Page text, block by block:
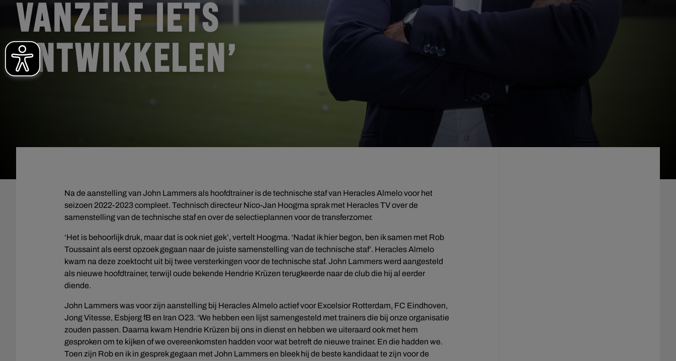
VANZELF IETS
ONTWIKKELEN’
Na de aanstelling van John Lammers als hoofdtrainer is de technische staf van Heracles Almelo voor het
seizoen 2022-2023 compleet. Technisch directeur Nico-Jan Hoogma sprak met Heracles TV over de
samenstelling van de technische staf en over de selectieplannen voor de transferzomer.
‘Het is behoorlijk druk, maar dat is ook niet gek’, vertelt Hoogma. ‘Nadat ik hier begon, ben ik samen met Rob
Toussaint als eerst opzoek gegaan naar de juiste samenstelling van de technische staf’. Heracles Almelo
kwam na deze zoektocht uit bij twee versterkingen voor de technische staf. John Lammers werd aangesteld
als nieuwe hoofdtrainer, terwijl oude bekende Hendrie Krüzen terugkeerde naar de club die hij al eerder
diende.
John Lammers was voor zijn aanstelling bij Heracles Almelo actief voor Excelsior Rotterdam, FC Eindhoven,
Jong Vitesse, Esbjerg fB en Iran O23. ‘We hebben een lijst samengesteld met trainers die bij onze organisatie
zouden passen. Daarna kwam Hendrie Krüzen bij ons in dienst en hebben we uiteraard ook met hem
gesproken om te kijken of we overeenkomsten hadden voor wat betreft de nieuwe trainer. En die hadden we.
Toen zijn Rob en ik in gesprek gegaan met John Lammers en bleek hij de beste kandidaat te zijn voor de